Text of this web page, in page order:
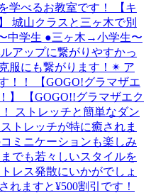
学べるお教室です！ 【キ
城山クラスと三ヶ木で別
中学生 ●三ヶ木→小学生〜
アップに繋がりやすかっ
服にも繋がります！✴︎ ア
！！ 【GOGO!グラマザエ
】 【GOGO!!グラマザエク
ストレッチと簡単なダン
トレッチが特に癒されま
ミニケーションも楽しみ
でも若々しいスタイルを
レス発散にいかがでしょ
れますと¥500割引です！